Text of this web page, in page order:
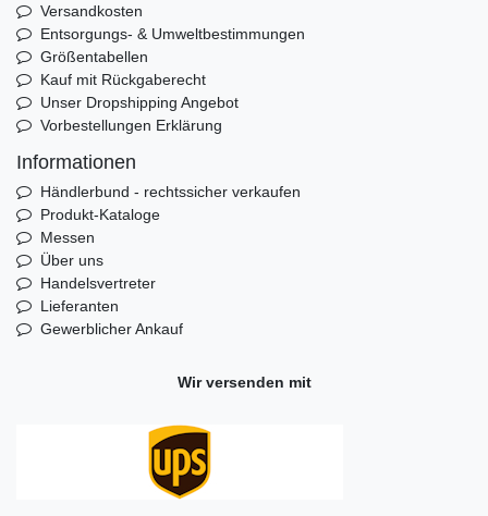
Versandkosten
Entsorgungs- & Umweltbestimmungen
Größentabellen
Kauf mit Rückgaberecht
Unser Dropshipping Angebot
Vorbestellungen Erklärung
Informationen
Händlerbund - rechtssicher verkaufen
Produkt-Kataloge
Messen
Über uns
Handelsvertreter
Lieferanten
Gewerblicher Ankauf
Wir versenden mit